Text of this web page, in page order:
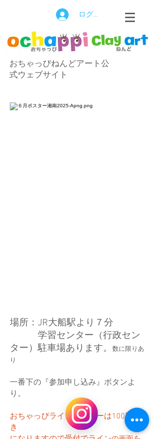
ログイン
おちゃっぴねんどアート公
式ウェブサイト
場所：JR大船駅より７分
学習センター（行政セン
ター）駐車場あります。
数に限りあ
り
一番下の『参加申し込み』ボタンよ
り。
おちゃっぴラインメンバーは1 00円引
き